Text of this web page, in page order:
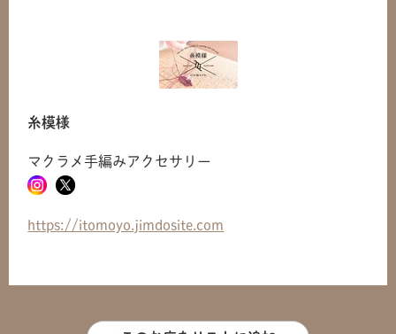
糸模様
マクラメ手編みアクセサリー
https://itomoyo.jimdosite.com